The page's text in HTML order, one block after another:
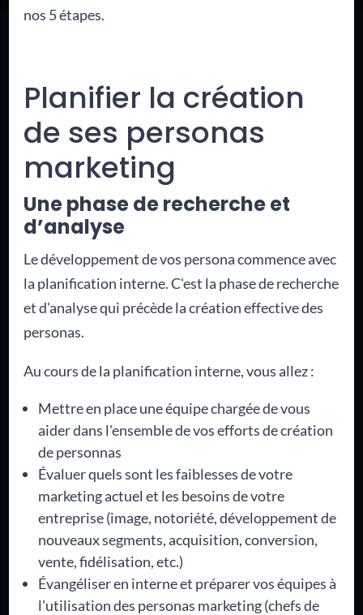
nos 5 étapes.
Planifier la création
de ses personas
marketing
Une phase de recherche et
d’analyse
Le développement de vos persona commence avec
la planification interne. C'est la phase de recherche
et d'analyse qui précède la création effective des
personas.
Au cours de la planification interne, vous allez :
Mettre en place une équipe chargée de vous
aider dans l'ensemble de vos efforts de création
de personnas
Évaluer quels sont les faiblesses de votre
marketing actuel et les besoins de votre
entreprise (image, notoriété, développement de
nouveaux segments, acquisition, conversion,
vente, fidélisation, etc.)
Évangéliser en interne et préparer vos équipes à
l’utilisation des personas marketing (chefs de